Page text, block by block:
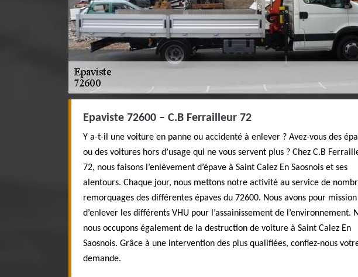
Epaviste 72600 – C.B Ferrailleur 72
Y a-t-il une voiture en panne ou accidenté à enlever ? Avez-vous des
ou des voitures hors d’usage qui ne vous servent plus ? Chez C.B
72, nous faisons l’enlèvement d’épave à Saint Calez En Saosnois et ses
alentours. Chaque jour, nous mettons notre activité au service de
remorquages des différentes épaves du 72600. Nous avons pour mission
d’enlever les différents VHU pour l’assainissement de l’environnement.
nous occupons également de la destruction de voiture à Saint Calez En
Saosnois. Grâce à une intervention des plus qualifiées, confiez-nous
demande.